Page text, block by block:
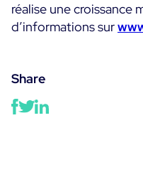
réalise une croissance
d’informations sur
Share